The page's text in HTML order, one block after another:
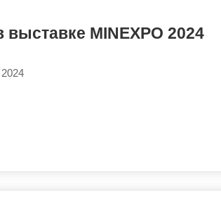
MINEXPO 2024